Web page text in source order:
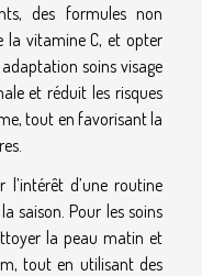
des formules non
la vitamine C, et opter
soins visage
et réduit les risques
tout en favorisant la
l’intérêt d’une routine
saison. Pour les soins
la peau matin et
tout en utilisant des